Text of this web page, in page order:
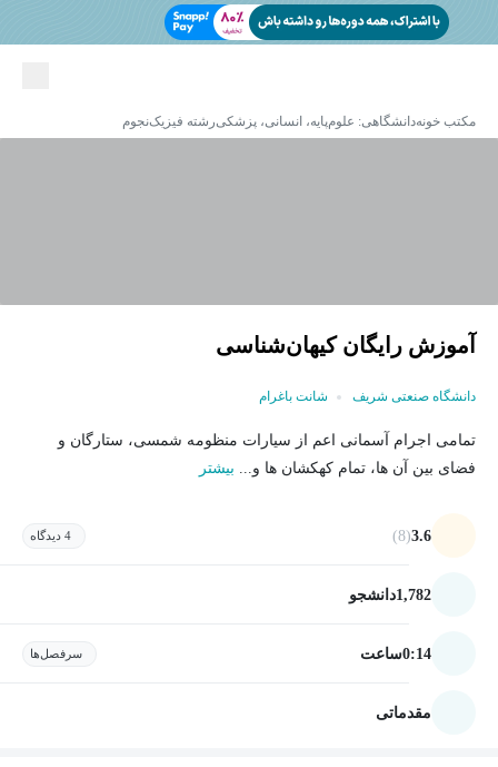
مکتب خونهدانشگاهی: علوم‌پایه، انسانی، پزشکیرشته فیزیکنجوم
آموزش رایگان کیهان‌شناسی
دانشگاه صنعتی شریف شانت باغرام
تمامی اجرام آسمانی اعم از سیارات منظومه شمسی، ستارگان و
فضای بین آن ها، تمام کهکشان ها و... بیشتر
3.6
(8) 4 دیدگاه
1,782دانشجو
0:14ساعت سرفصل‌ها
مقدماتی